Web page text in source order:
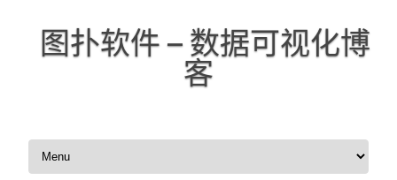
图扑软件 – 数据可视化博
客
Skip to content